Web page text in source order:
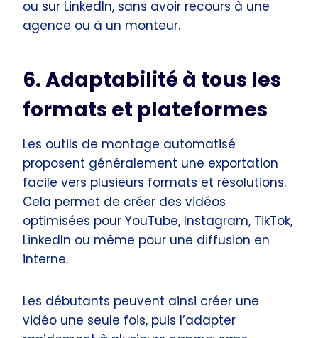
ou sur LinkedIn, sans avoir recours à une
agence ou à un monteur.
6. Adaptabilité à tous les
formats et plateformes
Les outils de montage automatisé
proposent généralement une exportation
facile vers plusieurs formats et résolutions.
Cela permet de créer des vidéos
optimisées pour YouTube, Instagram, TikTok,
LinkedIn ou même pour une diffusion en
interne.
Les débutants peuvent ainsi créer une
vidéo une seule fois, puis l’adapter